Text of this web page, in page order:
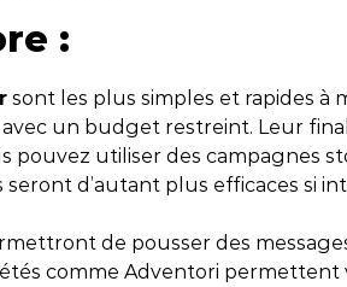
:
sont les plus simples et rapides à
un budget restreint. Leur
pouvez utiliser des campagnes
seront d’autant plus efficaces
de pousser des
comme Adventori